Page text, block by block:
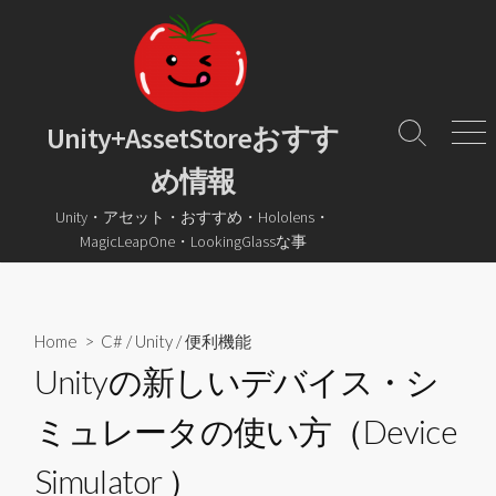
プ
Unity+AssetStoreおすす
め情報
Unity・アセット・おすすめ・Hololens・
MagicLeapOne・LookingGlassな事
検
メ
Home > C# /Unity /便利機能
Unityの新しいデバイス・シ
ミュレータの使い方（Device
Simulator ）